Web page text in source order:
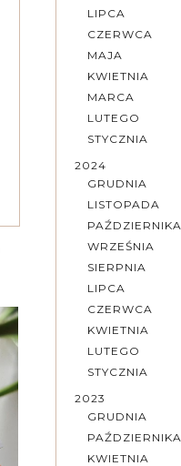
LIPCA
CZERWCA
MAJA
KWIETNIA
MARCA
LUTEGO
STYCZNIA
2024
GRUDNIA
LISTOPADA
PAŹDZIERNIKA
WRZEŚNIA
SIERPNIA
LIPCA
CZERWCA
KWIETNIA
LUTEGO
STYCZNIA
2023
GRUDNIA
PAŹDZIERNIKA
KWIETNIA